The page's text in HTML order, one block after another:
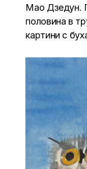
Мао Дзедун.
половина в
картини с